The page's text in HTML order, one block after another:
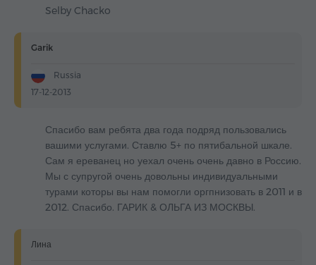
Selby Chacko
Garik
Russia
17-12-2013
Спасибо вам ребята два года подряд пользовались
вашими услугами. Ставлю 5+ по пятибальной шкале.
Сам я ереванец но уехал очень очень давно в Россию.
Мы с супругой очень довольны индивидуальными
турами которы вы нам помогли оргпнизовать в 2011 и в
2012. Спасибо. ГАРИК & ОЛЬГА ИЗ МОСКВЫ.
Лина